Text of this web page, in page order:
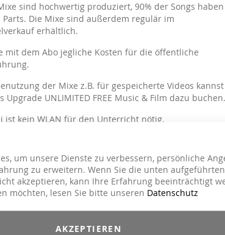
um unsere Dienste zu verbessern, persönliche
zu erweitern. Wenn Sie die unten aufgeführten
akzeptieren, kann Ihre Erfahrung beeinträchtigt
möchten, lesen Sie bitte unseren Datenschutz
AKZEPTIEREN
sind hochwertig produziert, 90% der Songs haben
Parts. Die Mixe sind außerdem regulär im
erhältlich.
mit dem Abo jegliche Kosten für die öffentliche
der Mixe z.B. für gespeicherte Videos kannst
Upgrade UNLIMITED FREE Music & Film dazu buchen.
ist kein WLAN für den Unterricht nötig.
auf alle GEMA/AKM/SUISAfreie MOVE YA! Mixe *
4 Neuerscheinungen pro Quartal
in der App
Control
individueller Playlisten
eigener Songs